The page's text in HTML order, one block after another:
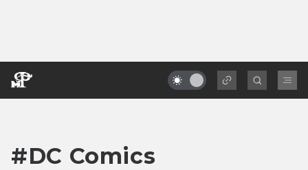
#DC Comics